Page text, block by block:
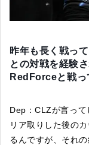
昨年も長く戦っ
との対戦を経験
RedForceと戦っ
Dep：CLZが言っ
リア取りした後の
るんですが、それ